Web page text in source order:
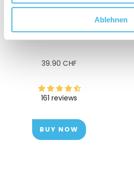
Ablehnen
bluu silvertrooper -
Hygiene silver cloth
Regular
price
39.90 CHF
161 reviews
BUY NOW